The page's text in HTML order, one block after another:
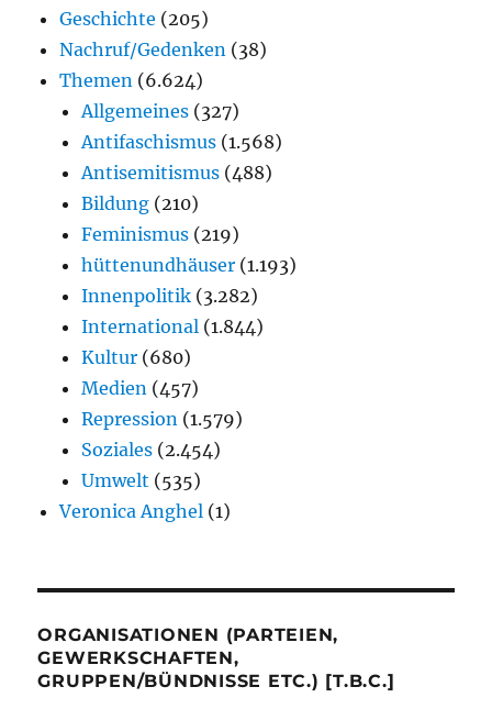
Geschichte (205)
Nachruf/Gedenken (38)
Themen (6.624)
Allgemeines (327)
Antifaschismus (1.568)
Antisemitismus (488)
Bildung (210)
Feminismus (219)
hüttenundhäuser (1.193)
Innenpolitik (3.282)
International (1.844)
Kultur (680)
Medien (457)
Repression (1.579)
Soziales (2.454)
Umwelt (535)
Veronica Anghel (1)
ORGANISATIONEN (PARTEIEN,
GEWERKSCHAFTEN,
GRUPPEN/BÜNDNISSE ETC.) [T.B.C.]